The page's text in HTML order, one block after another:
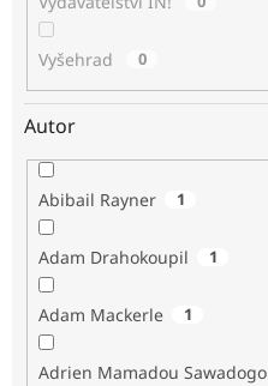
Vyšehrad 0
Autor
Abibail Rayner 1
Adam Drahokoupil 1
Adam Mackerle 1
Adrien Mamadou Sawadogo